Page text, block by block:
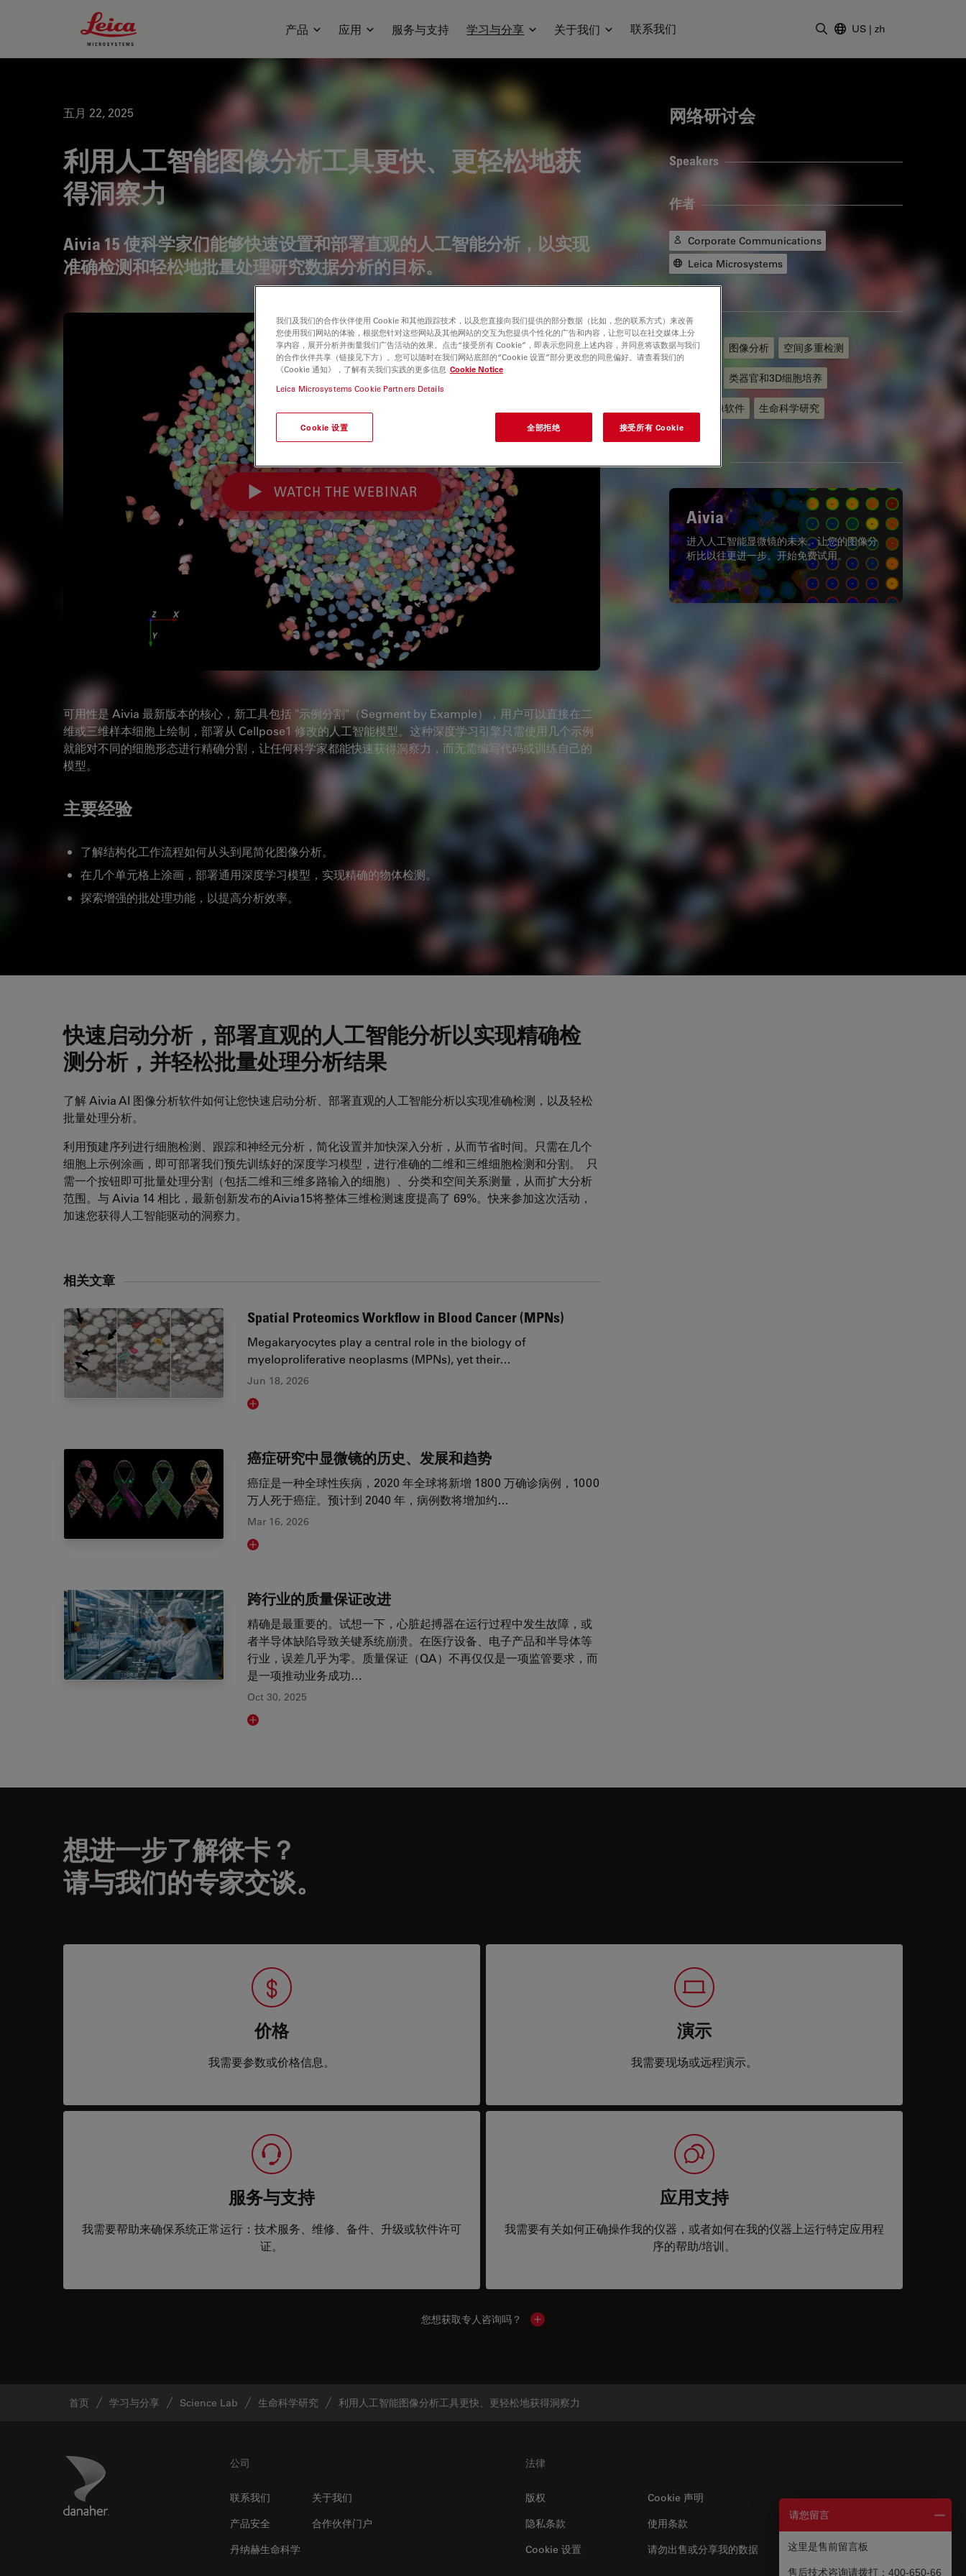
Leica Microsystems Logo
产品 应用 服务与支持 学习与分享 关于我们 联系我们 US | zh
五月 22, 2025
利用人工智能图像分析工具更快、更轻松地获
得洞察力
Aivia 15 使科学家们能够快速设置和部署直观的人工智能分析，以实现
准确检测和轻松地批量处理研究数据分析的目标。
WATCH THE WEBINAR
可用性是 Aivia 最新版本的核心，新工具包括 "示例分割"（Segment by Example），用户可以直接在二
维或三维样本细胞上绘制，部署从 Cellpose1 修改的人工智能模型。这种深度学习引擎只需使用几个示例
就能对不同的细胞形态进行精确分割，让任何科学家都能快速获得洞察力，而无需编写代码或训练自己的
模型。
主要经验
了解结构化工作流程如何从头到尾简化图像分析。
在几个单元格上涂画，部署通用深度学习模型，实现精确的物体检测。
探索增强的批处理功能，以提高分析效率。
网络研讨会
Speakers
作者
Corporate Communications
Leica Microsystems
人工智能 图像分析 空间多重检测
类器官和3D细胞培养
显微镜成像软件 生命科学研究
Aivia
进入人工智能显微镜的未来。让您的图像分
析比以往更进一步。开始免费试用。
快速启动分析，部署直观的人工智能分析以实现精确检
测分析，并轻松批量处理分析结果
了解 Aivia AI 图像分析软件如何让您快速启动分析、部署直观的人工智能分析以实现准确检测，以及轻松
批量处理分析。
利用预建序列进行细胞检测、跟踪和神经元分析，简化设置并加快深入分析，从而节省时间。只需在几个
细胞上示例涂画，即可部署我们预先训练好的深度学习模型，进行准确的二维和三维细胞检测和分割。 只
需一个按钮即可批量处理分割（包括二维和三维多路输入的细胞）、分类和空间关系测量，从而扩大分析
范围。与 Aivia 14 相比，最新创新发布的Aivia15将整体三维检测速度提高了 69%。快来参加这次活动，
加速您获得人工智能驱动的洞察力。
相关文章
Spatial Proteomics Workflow in Blood Cancer (MPNs)
Megakaryocytes play a central role in the biology of
myeloproliferative neoplasms (MPNs), yet their…
Jun 18, 2026
Read article
癌症研究中显微镜的历史、发展和趋势
癌症是一种全球性疾病，2020 年全球将新增 1800 万确诊病例，1000
万人死于癌症。预计到 2040 年，病例数将增加约…
Mar 16, 2026
Read article
跨行业的质量保证改进
精确是最重要的。试想一下，心脏起搏器在运行过程中发生故障，或
者半导体缺陷导致关键系统崩溃。在医疗设备、电子产品和半导体等
行业，误差几乎为零。质量保证（QA）不再仅仅是一项监管要求，而
是一项推动业务成功…
Oct 30, 2025
Read article
想进一步了解徕卡？
请与我们的专家交谈。
价格
我需要参数或价格信息。
演示
我需要现场或远程演示。
服务与支持
我需要帮助来确保系统正常运行：技术服务、维修、备件、升级或软件许可
证。
应用支持
我需要有关如何正确操作我的仪器，或者如何在我的仪器上运行特定应用程
序的帮助/培训。
您想获取专人咨询吗？ Show local contacts
首页 学习与分享 Science Lab 生命科学研究 利用人工智能图像分析工具更快、更轻松地获得洞察力
Danaher Logo 公司
联系我们
关于我们
产品安全
合作伙伴门户
丹纳赫生命科学
法律
版权
Cookie 声明
隐私条款
请勿出售或分享我的数据
使用条款
Cookie 设置
US|zh
我们及我们的合作伙伴使用 Cookie 和其他跟踪技术，以及您直接向我们提供的部分数据（比如，您的联系方式）来改善
您使用我们网站的体验，根据您针对这些网站及其他网站的交互为您提供个性化的广告和内容，让您可以在社交媒体上分
享内容，展开分析并衡量我们广告活动的效果。点击“接受所有 Cookie”，即表示您同意上述内容，并同意将该数据与我们
的合作伙伴共享（链接见下方）。您可以随时在我们网站底部的“Cookie 设置”部分更改您的同意偏好。请查看我们的
《Cookie 通知》，了解有关我们实践的更多信息 Cookie Notice
Leica Microsystems Cookie Partners Details
Cookie 设置 全部拒绝 接受所有 Cookie
请您留言
这里是售前留言板
售后技术咨询请拨打：400-650-66